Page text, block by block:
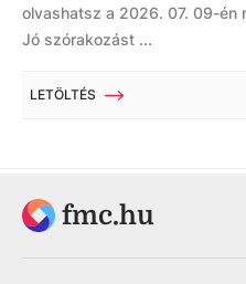
olvashatsz a 2026. 07. 09-én
Jó szórakozást ...
LETÖLTÉS
fmc.hu